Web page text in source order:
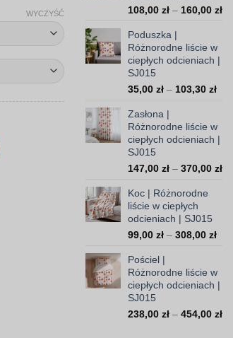
WYCZYŚĆ
| SJ015
108,00 zł – 160,00 zł
Poduszka |
Różnorodne liście w
ciepłych odcieniach |
SJ015
35,00 zł – 103,30 zł
Zasłona |
Różnorodne liście w
ciepłych odcieniach |
SJ015
147,00 zł – 370,00 zł
Koc | Różnorodne
liście w ciepłych
odcieniach | SJ015
99,00 zł – 308,00 zł
Pościel |
Różnorodne liście w
ciepłych odcieniach |
SJ015
238,00 zł – 454,00 zł